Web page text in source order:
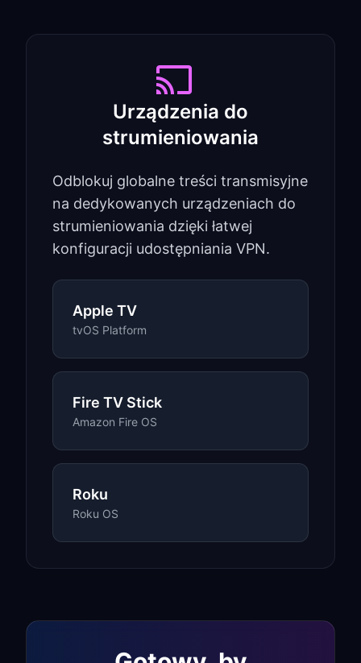
Urządzenia do
strumieniowania
Odblokuj globalne treści transmisyjne
na dedykowanych urządzeniach do
strumieniowania dzięki łatwej
konfiguracji udostępniania VPN.
Apple TV
tvOS Platform
Fire TV Stick
Amazon Fire OS
Roku
Roku OS